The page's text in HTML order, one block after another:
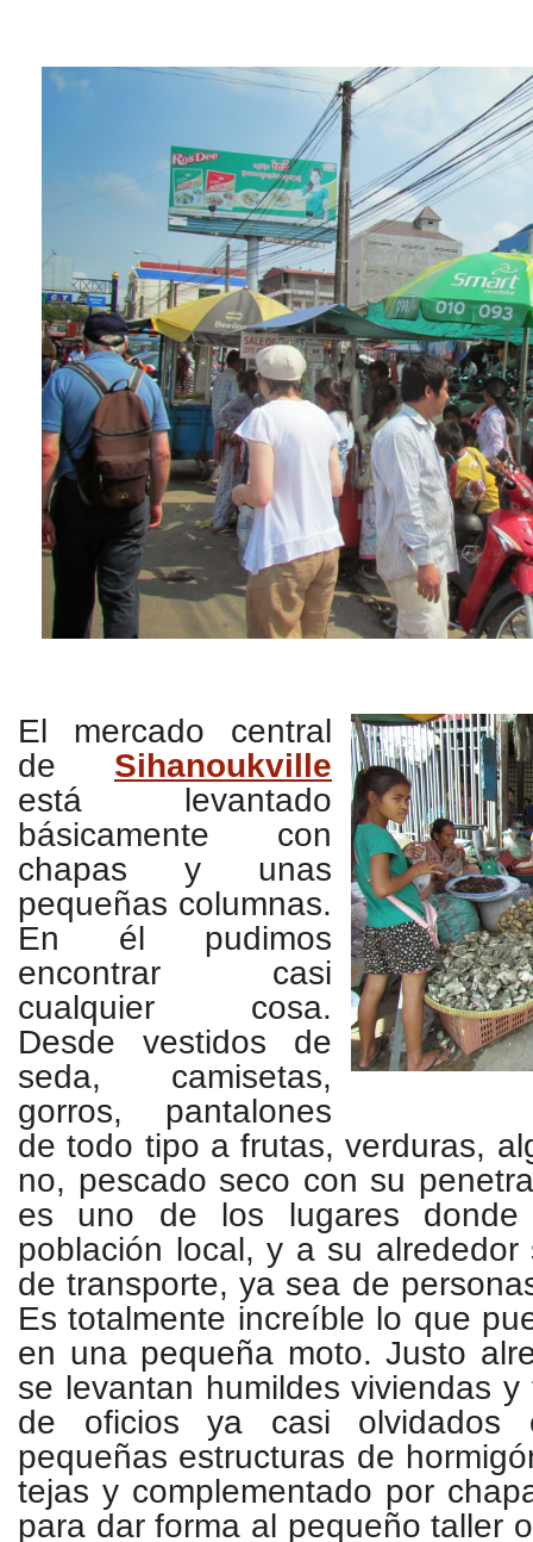
El mercado central
de Sihanoukville
está levantado
básicamente con
chapas y unas
pequeñas columnas.
En él pudimos
encontrar casi
cualquier cosa.
Desde vestidos de
seda, camisetas,
gorros, pantalones
de todo tipo a frutas, verduras,
no, pescado seco con su
es uno de los lugares
población local, y a su
de transporte, ya sea de
Es totalmente increíble lo que
en una pequeña moto. Justo
se levantan humildes viviendas
de oficios ya casi
pequeñas estructuras de
tejas y complementado por
para dar forma al pequeño taller